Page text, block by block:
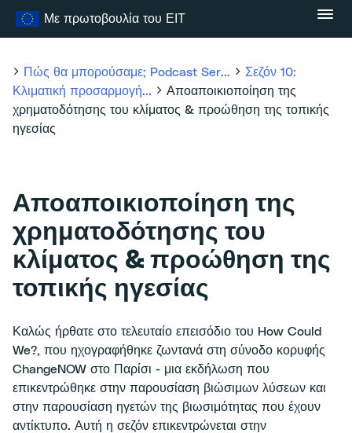
Με πρωτοβουλία του ΕΙΤ
Πώς θα μπορούσαμε; Podcast Ser...
Σεζόν 10:
Κλιματική προσαρμογή...
Αποαποικιοποίηση της
χρηματοδότησης του κλίματος & προώθηση της τοπικής
ηγεσίας
Αποαποικιοποίηση της
χρηματοδότησης του
κλίματος & προώθηση της
τοπικής ηγεσίας
Καλώς ήρθατε στο τελευταίο επεισόδιο του How Could
We?, που ηχογραφήθηκε ζωντανά στη σύνοδο κορυφής
ChangeNOW στο Παρίσι - μια εκδήλωση που
επικεντρώθηκε στην παρουσίαση βιώσιμων λύσεων και
στην παρουσίαση ηγετών της βιωσιμότητας που έχουν
αντίκτυπο. Αυτή η σεζόν επικεντρώνεται στην